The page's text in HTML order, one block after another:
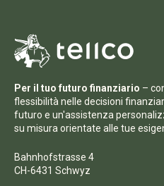
Per il tuo futuro finanziario –
flessibilità nelle decisioni
futuro e un'assistenza
su misura orientate alle tue
Bahnhofstrasse 4
CH-6431 Schwyz